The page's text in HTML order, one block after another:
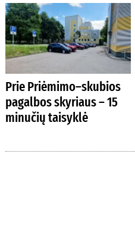
Prie Priėmimo–skubios
pagalbos skyriaus – 15
minučių taisyklė